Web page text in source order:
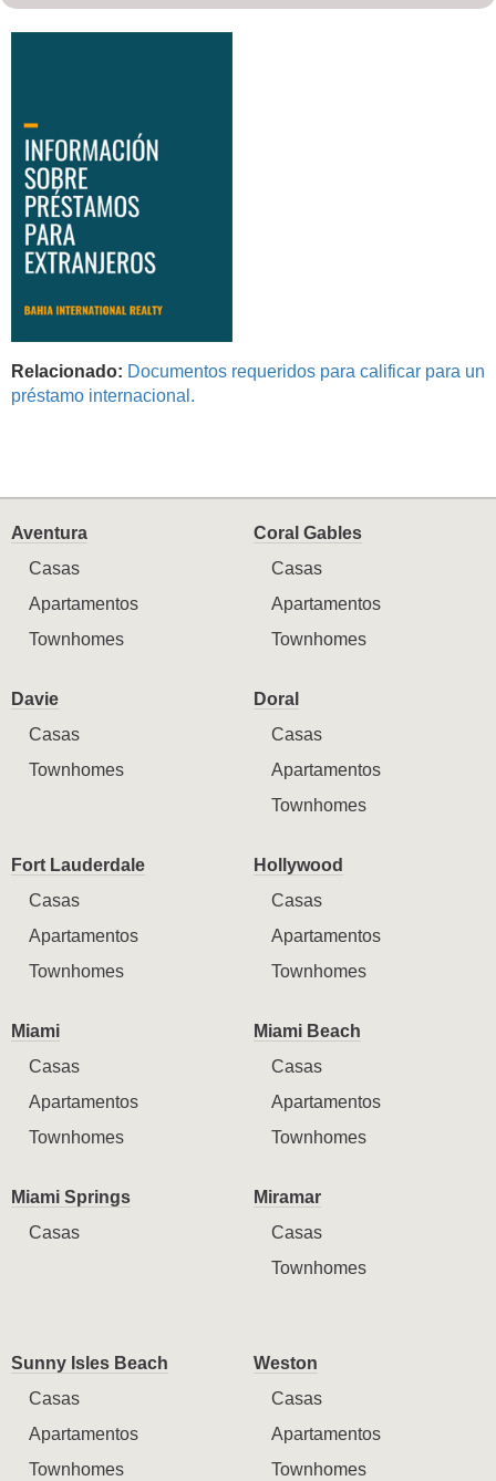
Relacionado: Documentos requeridos para calificar para un
préstamo internacional.
Aventura
Casas
Apartamentos
Townhomes
Coral Gables
Casas
Apartamentos
Townhomes
Davie
Casas
Townhomes
Doral
Casas
Apartamentos
Townhomes
Fort Lauderdale
Casas
Apartamentos
Townhomes
Hollywood
Casas
Apartamentos
Townhomes
Miami
Casas
Apartamentos
Townhomes
Miami Beach
Casas
Apartamentos
Townhomes
Miami Springs
Casas
Miramar
Casas
Townhomes
Sunny Isles Beach
Casas
Apartamentos
Townhomes
Weston
Casas
Apartamentos
Townhomes